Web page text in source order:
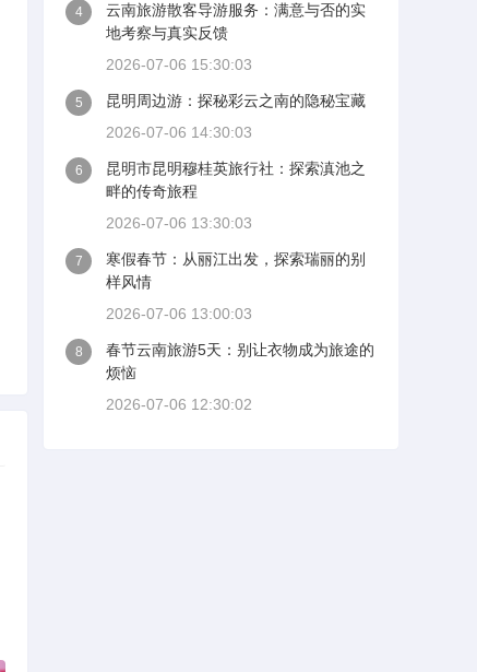
4
云南旅游散客导游服务：满意与否的实
地考察与真实反馈
2026-07-06 15:30:03
5
昆明周边游：探秘彩云之南的隐秘宝藏
2026-07-06 14:30:03
6
昆明市昆明穆桂英旅行社：探索滇池之
畔的传奇旅程
2026-07-06 13:30:03
7
寒假春节：从丽江出发，探索瑞丽的别
样风情
2026-07-06 13:00:03
8
春节云南旅游5天：别让衣物成为旅途的
烦恼
2026-07-06 12:30:02